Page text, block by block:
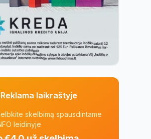
Reklama laikraštyje
skelbimą spausdintame
leidinyje